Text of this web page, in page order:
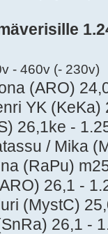
- 460v (- 230v)
(ARO)
YK (KeKa)
26,1ke -
/ Mika
(RaPu)
26,1 -
(MystC)
26,1 -